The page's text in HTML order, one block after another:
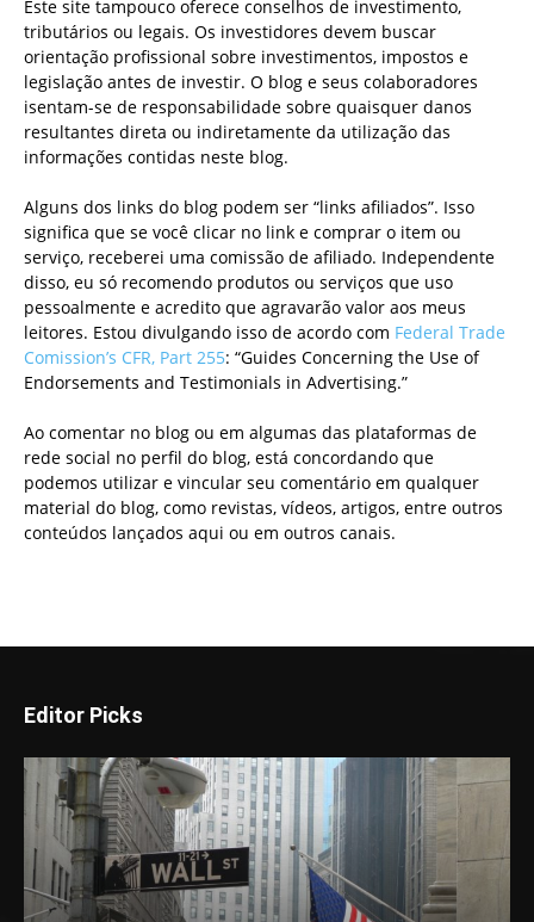
Este site tampouco oferece conselhos de investimento,
tributários ou legais. Os investidores devem buscar
orientação profissional sobre investimentos, impostos e
legislação antes de investir. O blog e seus colaboradores
isentam-se de responsabilidade sobre quaisquer danos
resultantes direta ou indiretamente da utilização das
informações contidas neste blog.
Alguns dos links do blog podem ser “links afiliados”. Isso
significa que se você clicar no link e comprar o item ou
serviço, receberei uma comissão de afiliado. Independente
disso, eu só recomendo produtos ou serviços que uso
pessoalmente e acredito que agravarão valor aos meus
leitores. Estou divulgando isso de acordo com Federal Trade
Comission’s CFR, Part 255: “Guides Concerning the Use of
Endorsements and Testimonials in Advertising.”
Ao comentar no blog ou em algumas das plataformas de
rede social no perfil do blog, está concordando que
podemos utilizar e vincular seu comentário em qualquer
material do blog, como revistas, vídeos, artigos, entre outros
conteúdos lançados aqui ou em outros canais.
Editor Picks